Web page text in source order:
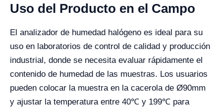
Uso del Producto en el Campo
El analizador de humedad halógeno es ideal para su
uso en laboratorios de control de calidad y producción
industrial, donde se necesita evaluar rápidamente el
contenido de humedad de las muestras. Los usuarios
pueden colocar la muestra en la cacerola de Ø90mm
y ajustar la temperatura entre 40℃ y 199℃ para